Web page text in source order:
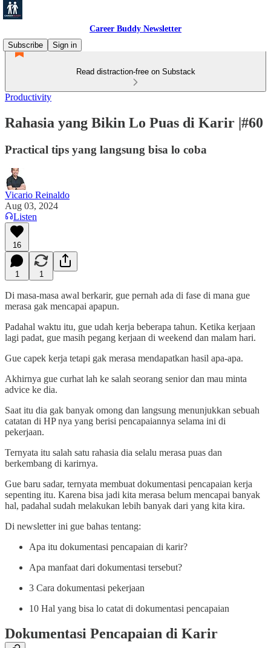
Career Buddy Newsletter
Subscribe
Sign in
Read distraction-free on Substack
Productivity
Rahasia yang Bikin Lo Puas di Karir |#60
Practical tips yang langsung bisa lo coba
Vicario Reinaldo
Aug 03, 2024
Listen
16
1 1
Di masa-masa awal berkarir, gue pernah ada di fase di mana gue
merasa gak mencapai apapun.
Padahal waktu itu, gue udah kerja beberapa tahun. Ketika kerjaan
lagi padat, gue masih pegang kerjaan di weekend dan malam hari.
Gue capek kerja tetapi gak merasa mendapatkan hasil apa-apa.
Akhirnya gue curhat lah ke salah seorang senior dan mau minta
advice ke dia.
Saat itu dia gak banyak omong dan langsung menunjukkan sebuah
catatan di HP nya yang berisi pencapaiannya selama ini di
pekerjaan.
Ternyata itu salah satu rahasia dia selalu merasa puas dan
berkembang di karirnya.
Gue baru sadar, ternyata membuat dokumentasi pencapaian kerja
sepenting itu. Karena bisa jadi kita merasa belum mencapai banyak
hal, padahal sudah melakukan lebih banyak dari yang kita kira.
Di newsletter ini gue bahas tentang:
Apa itu dokumentasi pencapaian di karir?
Apa manfaat dari dokumentasi tersebut?
3 Cara dokumentasi pekerjaan
10 Hal yang bisa lo catat di dokumentasi pencapaian
Dokumentasi Pencapaian di Karir